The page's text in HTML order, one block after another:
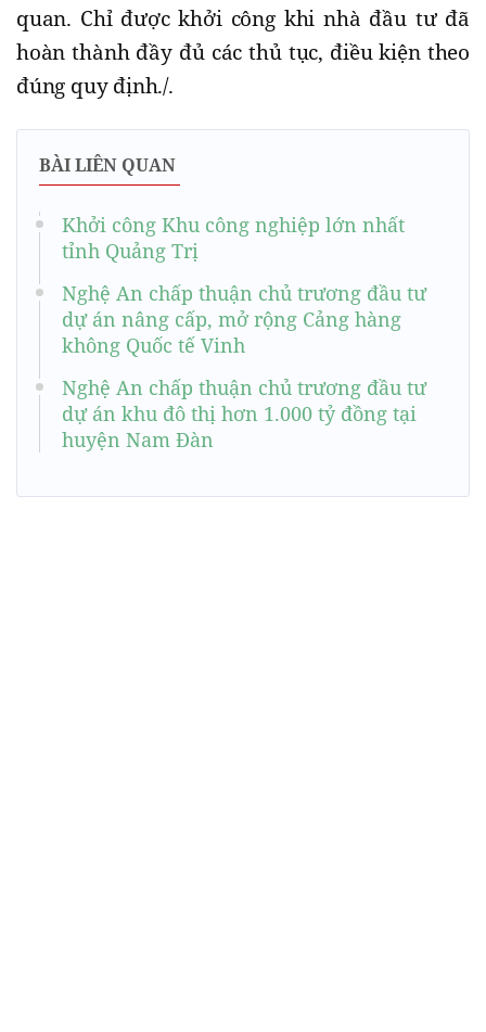
quan. Chỉ được khởi công khi nhà đầu tư đã
hoàn thành đầy đủ các thủ tục, điều kiện theo
đúng quy định./.
BÀI LIÊN QUAN
Khởi công Khu công nghiệp lớn nhất
tỉnh Quảng Trị
Nghệ An chấp thuận chủ trương đầu tư
dự án nâng cấp, mở rộng Cảng hàng
không Quốc tế Vinh
Nghệ An chấp thuận chủ trương đầu tư
dự án khu đô thị hơn 1.000 tỷ đồng tại
huyện Nam Đàn